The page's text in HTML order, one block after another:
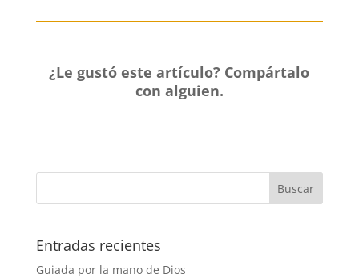
¿Le gustó este artículo? Compártalo
con alguien.
Entradas recientes
Guiada por la mano de Dios